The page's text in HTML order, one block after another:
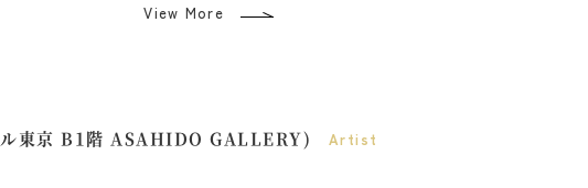
View More
ル東京 B1階 ASAHIDO GALLERY)
Artist